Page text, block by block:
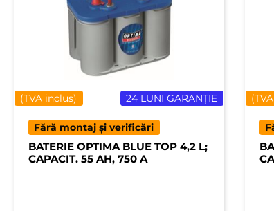
24 LUNI GARANȚIE
(TVA inclus)
Fără montaj și verificări
BATERIE OPTIMA BLUE TOP 4,2 L;
CAPACIT. 55 AH, 750 A